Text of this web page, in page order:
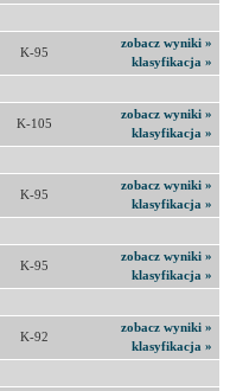
K-95
zobacz wyniki »
klasyfikacja »
K-105
zobacz wyniki »
klasyfikacja »
K-95
zobacz wyniki »
klasyfikacja »
K-95
zobacz wyniki »
klasyfikacja »
K-92
zobacz wyniki »
klasyfikacja »